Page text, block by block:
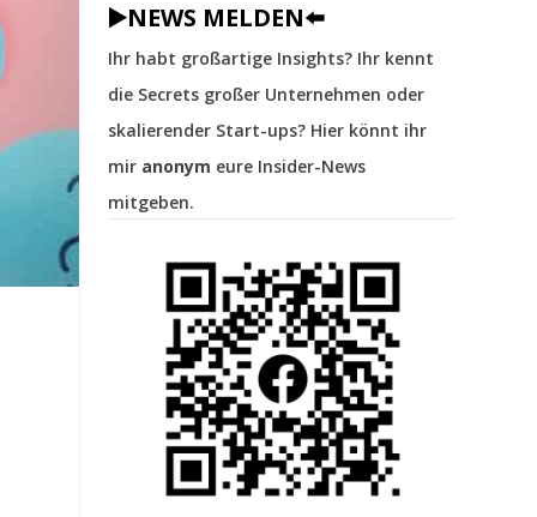
▶️NEWS MELDEN⬅️
Ihr habt großartige Insights? Ihr kennt
die Secrets großer Unternehmen oder
skalierender Start-ups? Hier könnt ihr
mir anonym eure Insider-News
mitgeben.